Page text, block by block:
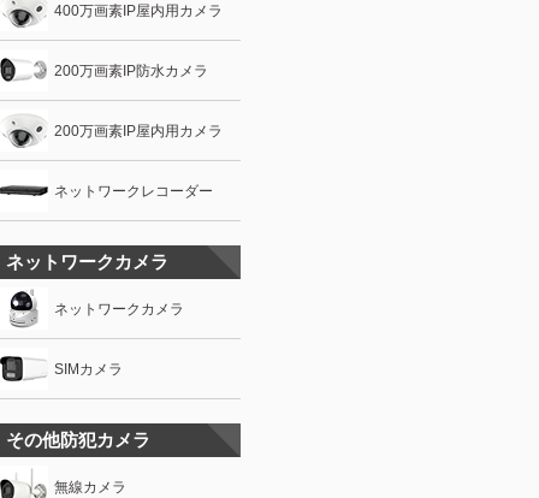
400万画素IP屋内用カメラ
200万画素IP防水カメラ
200万画素IP屋内用カメラ
ネットワークレコーダー
ネットワークカメラ
ネットワークカメラ
SIMカメラ
その他防犯カメラ
無線カメラ